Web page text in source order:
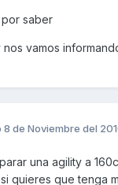
saber
nos vamos
8 de Noviembre del
una agility a
quieres que tenga